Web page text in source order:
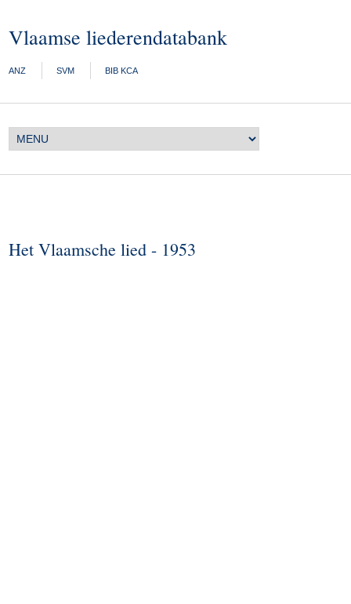
Vlaamse liederendatabank
ANZ SVM BIB KCA
Het Vlaamsche lied - 1953